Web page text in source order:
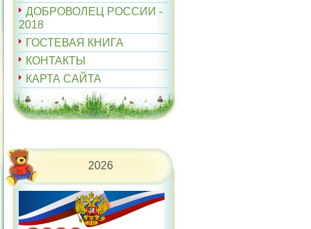
ДОБРОВОЛЕЦ РОССИИ -
2018
ГОСТЕВАЯ КНИГА
КОНТАКТЫ
КАРТА САЙТА
2026